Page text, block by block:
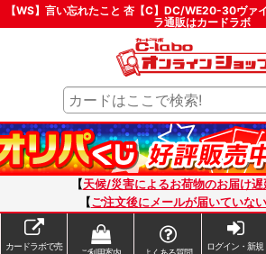
【WS】言い忘れたこと 杏【C】DC/WE20-30ヴァ
ラ通販はカードラボ
【天候/災害によるお荷物のお届け遅
【ご注文後にメールが届いていな
カードラボで売
ご利用案内 よくある質問
ログイン・新規